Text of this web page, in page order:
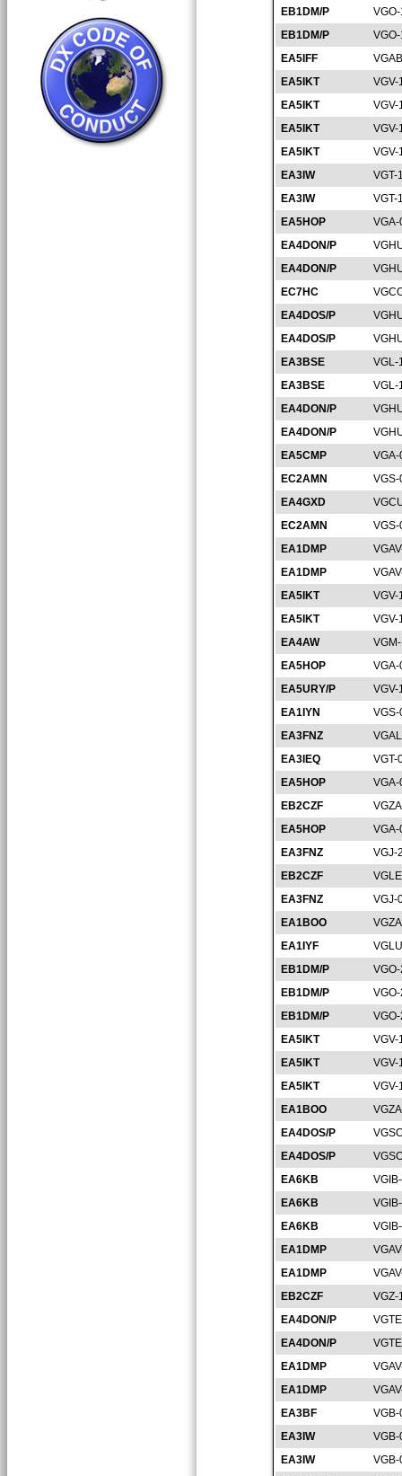
EB1DM/P
EB1DM/P
EA5IFF
EA5IKT
VGV-
EA5IKT
VGV-
EA5IKT
VGV-
EA5IKT
VGV-
EA3IW
VGT-
EA3IW
VGT-
EA5HOP
EA4DON/P
EA4DON/P
EC7HC
EA4DOS/P
EA4DOS/P
EA3BSE
VGL-
EA3BSE
VGL-
EA4DON/P
EA4DON/P
EA5CMP
EC2AMN
EA4GXD
EC2AMN
EA1DMP
EA1DMP
EA5IKT
VGV-
EA5IKT
VGV-
EA4AW
EA5HOP
EA5URY/P
VGV-
EA1IYN
EA3FNZ
EA3IEQ
VGT-
EA5HOP
EB2CZF
EA5HOP
EA3FNZ
VGJ-
EB2CZF
EA3FNZ
VGJ-
EA1BOO
EA1IYF
EB1DM/P
EB1DM/P
EB1DM/P
EA5IKT
VGV-
EA5IKT
VGV-
EA5IKT
VGV-
EA1BOO
EA4DOS/P
EA4DOS/P
EA6KB
EA6KB
EA6KB
EA1DMP
EA1DMP
EB2CZF
VGZ-
EA4DON/P
EA4DON/P
EA1DMP
EA1DMP
EA3BF
EA3IW
EA3IW